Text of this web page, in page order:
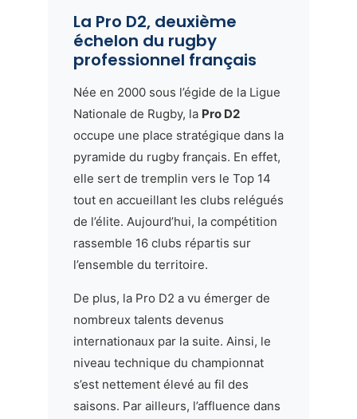
La Pro D2, deuxième
échelon du rugby
professionnel français
Née en 2000 sous l’égide de la Ligue
Nationale de Rugby, la Pro D2
occupe une place stratégique dans la
pyramide du rugby français. En effet,
elle sert de tremplin vers le Top 14
tout en accueillant les clubs relégués
de l’élite. Aujourd’hui, la compétition
rassemble 16 clubs répartis sur
l’ensemble du territoire.
De plus, la Pro D2 a vu émerger de
nombreux talents devenus
internationaux par la suite. Ainsi, le
niveau technique du championnat
s’est nettement élevé au fil des
saisons. Par ailleurs, l’affluence dans